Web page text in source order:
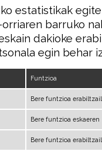
estatistikak
barruko
dakioke
egin behar
Funtzioa
Bere funtzioa
Bere funtzioa
Bere funtzioa